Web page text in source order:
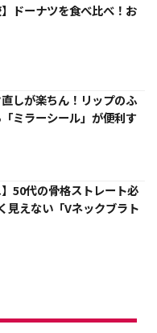
】ドーナツを食べ比べ！お
直しが楽ちん！リップのふ
ミラーシール」が便利す
】50代の骨格ストレート必
見えない「Vネックブラト